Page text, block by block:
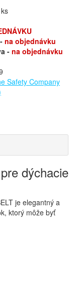
na objednávku
- na objednávku
Safety Company
dýchacie
je elegantný a
ktorý môže byť